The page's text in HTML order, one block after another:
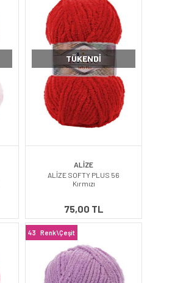
TÜKENDI
ALİZE
ALİZE SOFTY PLUS 56
Kırmızı
75,00 TL
43 Renk\Çeşit